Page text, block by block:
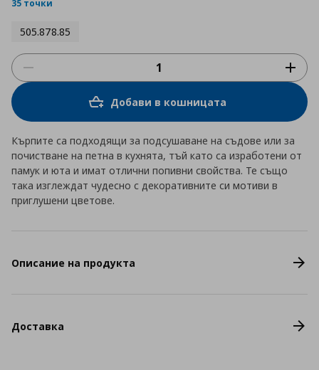
35 точки
505.878.85
Добави в кошницата
Кърпите са подходящи за подсушаване на съдове или за
почистване на петна в кухнята, тъй като са изработени от
памук и юта и имат отлични попивни свойства. Те също
така изглеждат чудесно с декоративните си мотиви в
приглушени цветове.
Описание на продукта
Доставка